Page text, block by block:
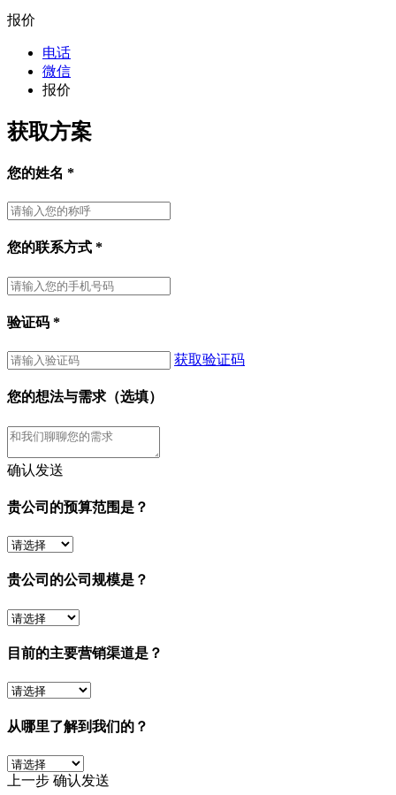
报价
电话
微信
报价
获取方案
您的姓名 *
您的联系方式 *
验证码 *
获取验证码
您的想法与需求（选填）
确认发送
贵公司的预算范围是？
贵公司的公司规模是？
目前的主要营销渠道是？
从哪里了解到我们的？
上一步 确认发送